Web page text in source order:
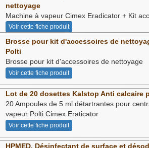
nettoyage
Machine à vapeur Cimex Eradicator + Kit
Voir cette fiche produit
Brosse pour kit d'accessoires de
Polti
Brosse pour kit d'accessoires de nettoyage
Voir cette fiche produit
Lot de 20 dosettes Kalstop Anti calcaire
20 Ampoules de 5 ml détartrantes pour
vapeur Polti Cimex Eraticator
Voir cette fiche produit
HPMED, Désinfectant de surface et